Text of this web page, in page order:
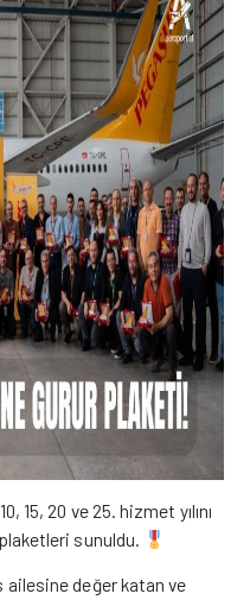
15, 20 ve 25. hizmet yılını
sunuldu.
ailesine değer katan ve